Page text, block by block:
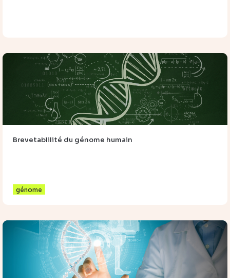
Brevetablilité du génome humain
génome